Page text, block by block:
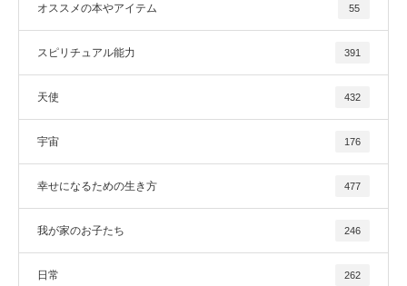
オススメの本やアイテム 55
スピリチュアル能力 391
天使 432
宇宙 176
幸せになるための生き方 477
我が家のお子たち 246
日常 262